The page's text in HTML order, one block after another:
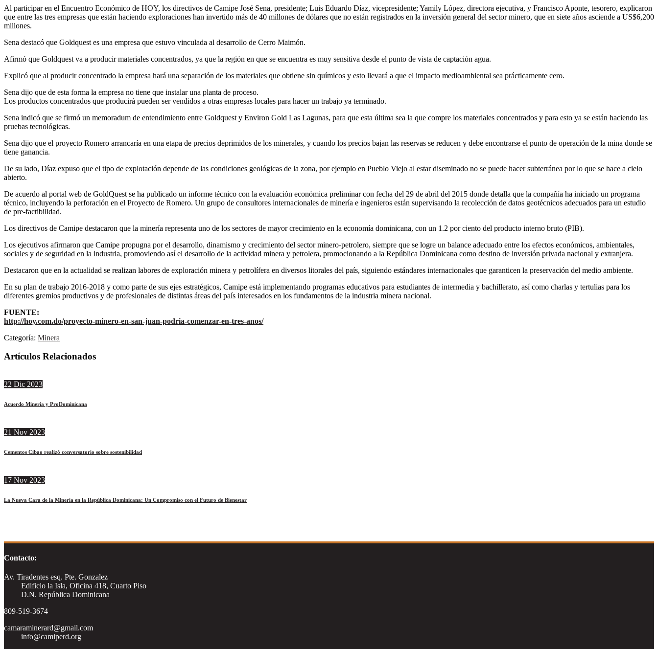
Al participar en el Encuentro Económico de HOY, los directivos de Camipe José Sena, presidente; Luis Eduardo Díaz, vicepresidente; Yamily López, directora ejecutiva, y Francisco Aponte, tesorero, explicaron
que entre las tres empresas que están haciendo exploraciones han invertido más de 40 millones de dólares que no están registrados en la inversión general del sector minero, que en siete años asciende a US$6,200
millones.
Sena destacó que Goldquest es una empresa que estuvo vinculada al desarrollo de Cerro Maimón.
Afirmó que Goldquest va a producir materiales concentrados, ya que la región en que se encuentra es muy sensitiva desde el punto de vista de captación agua.
Explicó que al producir concentrado la empresa hará una separación de los materiales que obtiene sin químicos y esto llevará a que el impacto medioambiental sea prácticamente cero.
Sena dijo que de esta forma la empresa no tiene que instalar una planta de proceso.
Los productos concentrados que producirá pueden ser vendidos a otras empresas locales para hacer un trabajo ya terminado.
Sena indicó que se firmó un memoradum de entendimiento entre Goldquest y Environ Gold Las Lagunas, para que esta última sea la que compre los materiales concentrados y para esto ya se están haciendo las
pruebas tecnológicas.
Sena dijo que el proyecto Romero arrancaría en una etapa de precios deprimidos de los minerales, y cuando los precios bajan las reservas se reducen y debe encontrarse el punto de operación de la mina donde se
tiene ganancia.
De su lado, Díaz expuso que el tipo de explotación depende de las condiciones geológicas de la zona, por ejemplo en Pueblo Viejo al estar diseminado no se puede hacer subterránea por lo que se hace a cielo
abierto.
De acuerdo al portal web de GoldQuest se ha publicado un informe técnico con la evaluación económica preliminar con fecha del 29 de abril del 2015 donde detalla que la compañía ha iniciado un programa
técnico, incluyendo la perforación en el Proyecto de Romero. Un grupo de consultores internacionales de minería e ingenieros están supervisando la recolección de datos geotécnicos adecuados para un estudio
de pre-factibilidad.
Los directivos de Camipe destacaron que la minería representa uno de los sectores de mayor crecimiento en la economía dominicana, con un 1.2 por ciento del producto interno bruto (PIB).
Los ejecutivos afirmaron que Camipe propugna por el desarrollo, dinamismo y crecimiento del sector minero-petrolero, siempre que se logre un balance adecuado entre los efectos económicos, ambientales,
sociales y de seguridad en la industria, promoviendo así el desarrollo de la actividad minera y petrolera, promocionando a la República Dominicana como destino de inversión privada nacional y extranjera.
Destacaron que en la actualidad se realizan labores de exploración minera y petrolífera en diversos litorales del país, siguiendo estándares internacionales que garanticen la preservación del medio ambiente.
En su plan de trabajo 2016-2018 y como parte de sus ejes estratégicos, Camipe está implementando programas educativos para estudiantes de intermedia y bachillerato, así como charlas y tertulias para los
diferentes gremios productivos y de profesionales de distintas áreas del país interesados en los fundamentos de la industria minera nacional.
FUENTE:
http://hoy.com.do/proyecto-minero-en-san-juan-podria-comenzar-en-tres-anos/
Categoría: Minera
Artículos Relacionados
22 Dic 2023
Acuerdo Minería y ProDominicana
21 Nov 2023
Cementos Cibao realizó conversatorio sobre sostenibilidad
17 Nov 2023
La Nueva Cara de la Minería en la República Dominicana: Un Compromiso con el Futuro de Bienestar
Contacto:
Av. Tiradentes esq. Pte. Gonzalez
Edificio la Isla, Oficina 418, Cuarto Piso
D.N. República Dominicana
809-519-3674
camaraminerard@gmail.com
info@camiperd.org